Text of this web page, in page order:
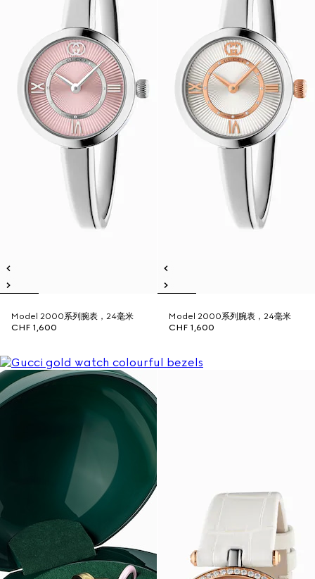
Model 2000系列腕表，24毫米
CHF 1,600
Model 2000系列腕表，24毫米
CHF 1,600